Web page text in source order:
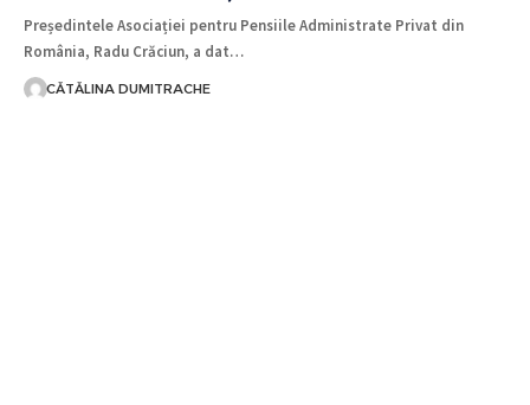
Președintele Asociației pentru Pensiile Administrate Privat din
România, Radu Crăciun, a dat…
CĂTĂLINA DUMITRACHE